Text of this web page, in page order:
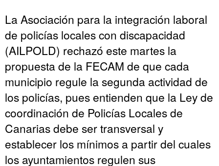
La Asociación para la integración laboral
de policías locales con discapacidad
(AILPOLD) rechazó este martes la
propuesta de la FECAM de que cada
municipio regule la segunda actividad de
los policías, pues entienden que la Ley de
coordinación de Policías Locales de
Canarias debe ser transversal y
establecer los mínimos a partir del cuales
los ayuntamientos regulen sus